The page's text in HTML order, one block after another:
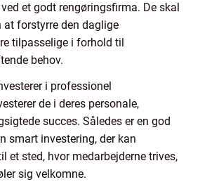
et godt rengøringsfirma. De skal
at forstyrre den daglige
tilpasselige i forhold til
behov.
i professionel
de i deres personale,
succes. Således er en god
smart investering, der kan
et sted, hvor medarbejderne trives,
sig velkomne.